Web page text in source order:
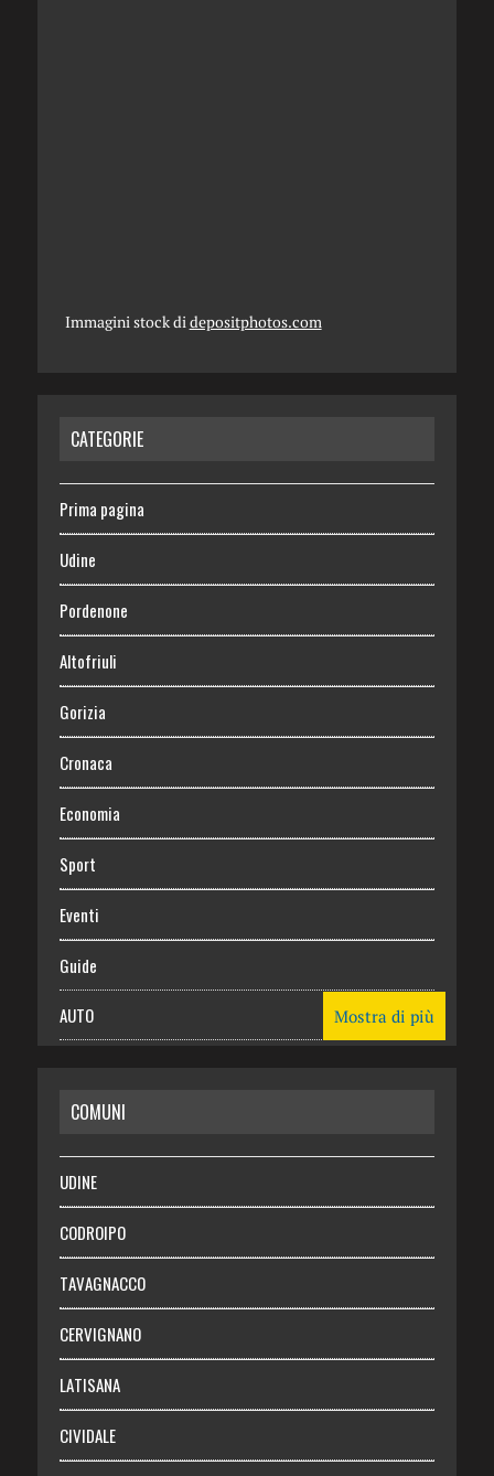
Immagini stock di depositphotos.com
CATEGORIE
Prima pagina
Udine
Pordenone
Altofriuli
Gorizia
Cronaca
Economia
Sport
Eventi
Guide
AUTO
RISPARMIO
SALUTE
Necrologie
Chi siamo
Abbonati
Login
Mostra di più
COMUNI
UDINE
CODROIPO
TAVAGNACCO
CERVIGNANO
LATISANA
CIVIDALE